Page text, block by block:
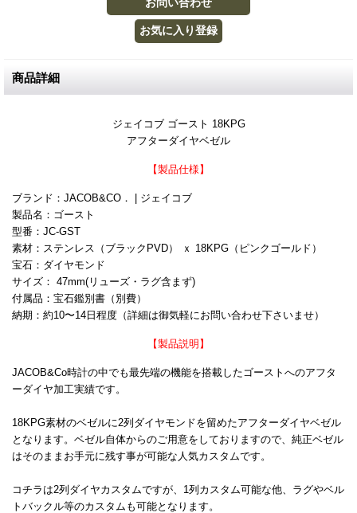
商品詳細
ジェイコブ ゴースト 18KPG
アフターダイヤベゼル
【製品仕様】
ブランド：JACOB&CO． | ジェイコブ
製品名：ゴースト
型番：JC-GST
素材：ステンレス（ブラックPVD） ｘ 18KPG（ピンクゴールド）
宝石：ダイヤモンド
サイズ： 47mm(リューズ・ラグ含まず)
付属品：宝石鑑別書（別費）
納期：約10〜14日程度（詳細は御気軽にお問い合わせ下さいませ）
【製品説明】
JACOB&Co時計の中でも最先端の機能を搭載したゴーストへのアフタ
ーダイヤ加工実績です。
18KPG素材のベゼルに2列ダイヤモンドを留めたアフターダイヤベゼル
となります。ベゼル自体からのご用意をしておりますので、純正ベゼル
はそのままお手元に残す事が可能な人気カスタムです。
コチラは2列ダイヤカスタムですが、1列カスタム可能な他、ラグやベル
トバックル等のカスタムも可能となります。